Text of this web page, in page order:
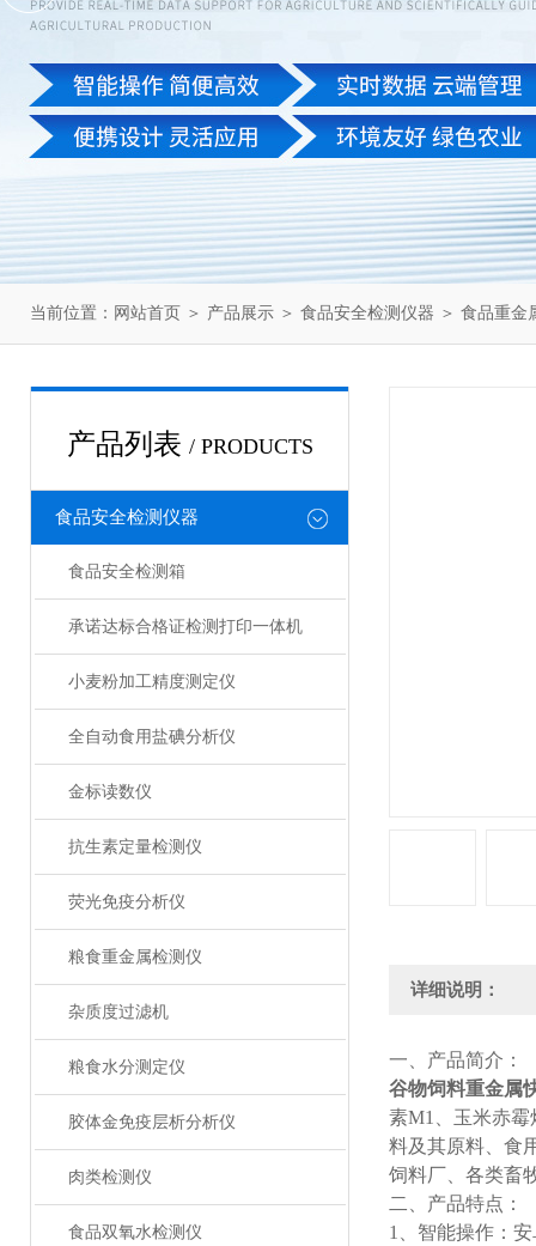
当前位置： 网站首页 ＞ 产品展示 ＞ 食品安全检测仪器 ＞ 食品重金
产品列表 / PRODUCTS
食品安全检测仪器
食品安全检测箱
承诺达标合格证检测打印一体机
小麦粉加工精度测定仪
全自动食用盐碘分析仪
金标读数仪
抗生素定量检测仪
荧光免疫分析仪
粮食重金属检测仪
杂质度过滤机
粮食水分测定仪
胶体金免疫层析分析仪
肉类检测仪
食品双氧水检测仪
详细说明：
一、产品简介：
谷物饲料重金属
素M1、玉米赤
料及其原料、食
饲料厂、各类畜
二、产品特点：
1、智能操作：